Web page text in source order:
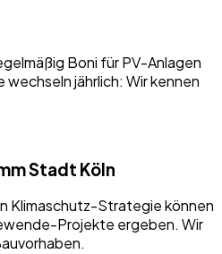
Boni für PV-Anlagen
jährlich: Wir kennen
Stadt Köln
Klimaschutz-Strategie können
Projekte ergeben. Wir